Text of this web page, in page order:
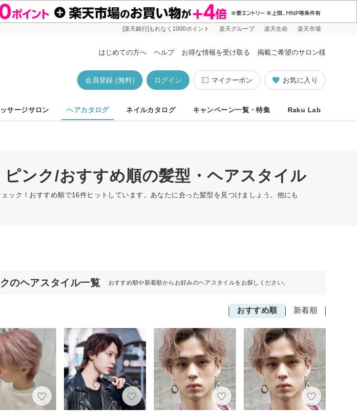
[楽天銀行]もれなく1000ポイント 楽天グループ 楽天生命 楽天市場
はじめての方へ ヘルプ お得な情報を受け取る 掲載ご希望のサロン様
お気に入り
マイクーポン
ログイン
会員登録 (無料)
サージサロン ヘアカタログ ネイルカタログ キャンペーン一覧・特集 Raku Lab
ンク/おすすめ順の髪型・ヘアスタイル
ック！おすすめ順で16件ヒットしています。あなたに合った髪型を見つけましょう。他にも
のヘアスタイル一覧 おすすめ順や新着順からお好みのヘアスタイルをお探しください。
おすすめ順 新着順